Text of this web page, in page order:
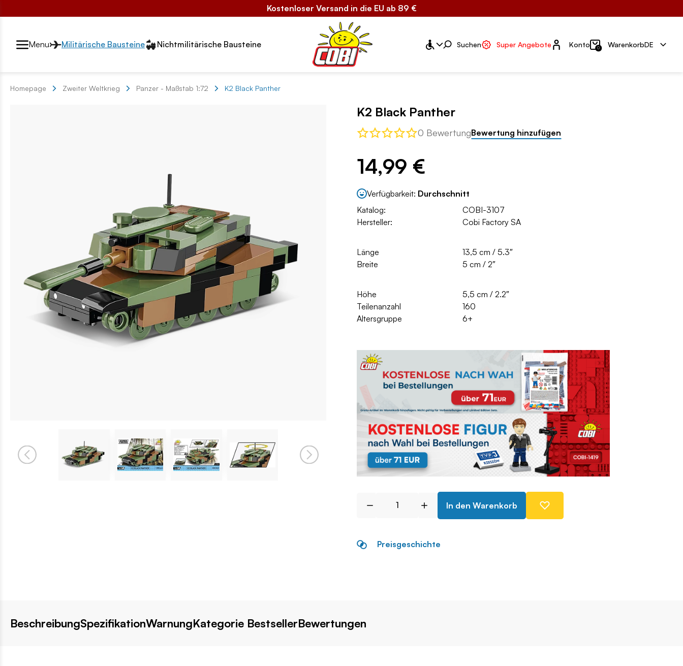
Kostenloser Versand in die EU ab 89 €
Przełącznik segmentów2
Menu Militärische Bausteine Nichtmilitärische Bausteine Suchen Super Angebote Konto
Konto 0 WarenkorbDE
Homepage Zweiter Weltkrieg Panzer - Maßstab 1:72 K2 Black Panther
K2 Black Panther
0 BewertungBewertung hinzufügen
14,99 €
Verfügbarkeit: Durchschnitt
Katalog:
COBI-3107
Hersteller:
Cobi Factory SA
Länge
13,5 cm / 5.3″
Breite
5 cm / 2″
Höhe
5,5 cm / 2.2″
Teilenanzahl
160
Altersgruppe
6+
In den Warenkorb
Preisgeschichte
BeschreibungSpezifikationWarnungKategorie BestsellerBewertungen